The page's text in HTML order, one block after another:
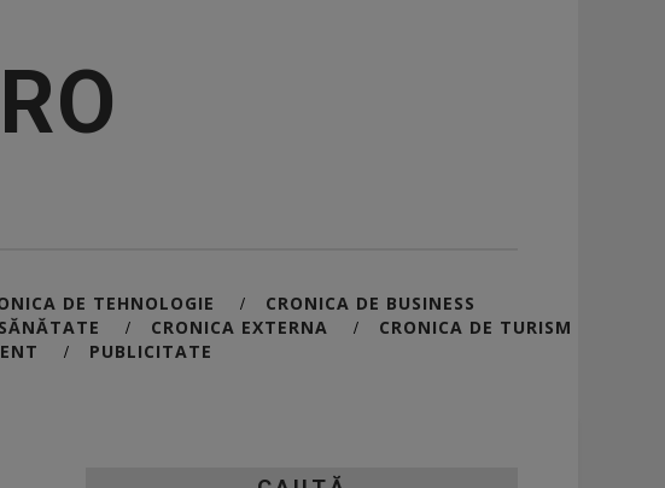
DE TEHNOLOGIE / CRONICA DE BUSINESS
/ CRONICA EXTERNA / CRONICA DE TURISM
/ PUBLICITATE